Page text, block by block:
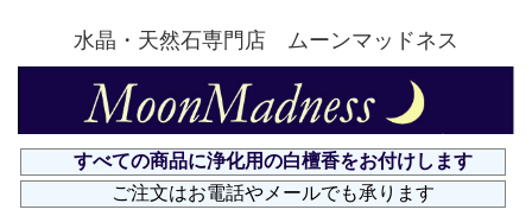
水晶・天然石専門店 ムーンマッドネス